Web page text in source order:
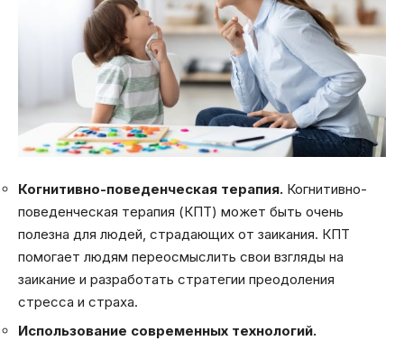
Когнитивно-поведенческая терапия. Когнитивно-
поведенческая терапия (КПТ) может быть очень
полезна для людей, страдающих от заикания. КПТ
помогает людям переосмыслить свои взгляды на
заикание и разработать стратегии преодоления
стресса и страха.
Использование современных технологий.